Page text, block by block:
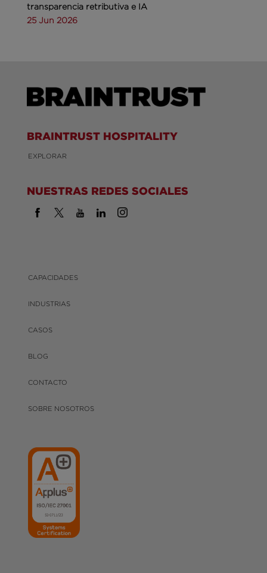
transparencia retributiva e IA
25 Jun 2026
BRAINTRUST HOSPITALITY
EXPLORAR
NUESTRAS REDES SOCIALES
CAPACIDADES
INDUSTRIAS
CASOS
BLOG
CONTACTO
SOBRE NOSOTROS